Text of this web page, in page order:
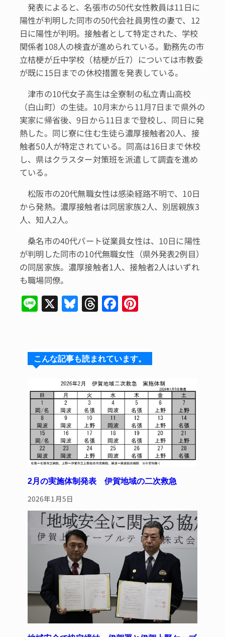
発表によると、名張市の50代女性教員は11日に
陽性が判明した同市の50代会社員男性の妻で、12
日に陽性が判明。接触者として特定された、学校
関係者108人の検査が進められている。勤務先の市
立桔梗が丘中学校（桔梗が丘7）については市教委
が既に15日までの休校措置を発表している。
津市の10代女子高生は全寮制の私立青山高校
（白山町）の生徒。10月末から11月7日まで県外の
実家に帰省後、9日から11日まで登校し、同日に発
熱した。同じ寮に住む生徒ら濃厚接触者20人、接
触者50人が特定されている。同高は16日まで休校
し、県はクラスター対策班を派遣して調査を進め
ている。
松阪市の20代無職女性は感染経路不明で、10日
から発熱。濃厚接触者は同居家族2人、別居親族3
人、知人2人。
桑名市の40代パート従業員女性は、10日に陽性
が判明した同市の10代無職女性（県外発表2例目）
の同居家族。濃厚接触者1人、接触者2人はいずれ
も職場同僚。
Li X Bl
s
k
y
T
a
d
s
F
e
b
o
o
k
re
st
こんな記事も読まれています。
2月の実施体制発表 伊賀地域の二次救急
2026年1月5日